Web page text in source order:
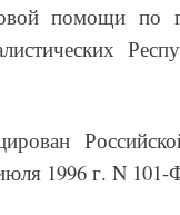
помощи по
1996 г. N